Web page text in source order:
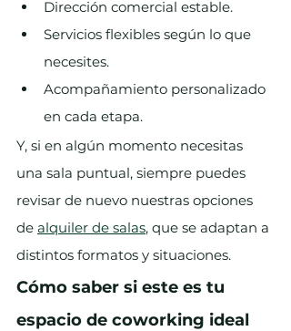
Dirección comercial estable.
Servicios flexibles según lo que
necesites.
Acompañamiento personalizado
en cada etapa.
Y, si en algún momento necesitas
una sala puntual, siempre puedes
revisar de nuevo nuestras opciones
de alquiler de salas, que se adaptan a
distintos formatos y situaciones.
Cómo saber si este es tu
espacio de coworking ideal